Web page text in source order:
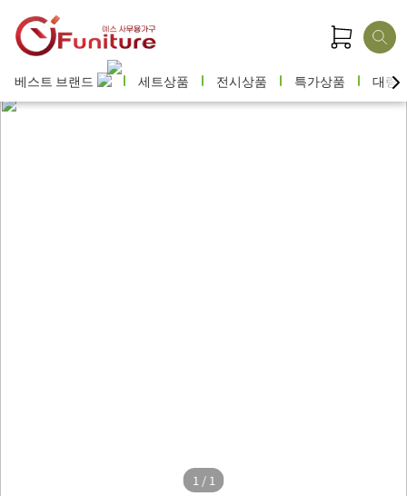
베스트 브랜드 세트상품 전시상품 특가상품 대량
1 / 1